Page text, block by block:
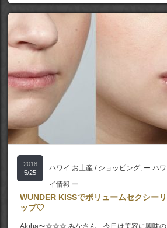
2018
5/25
ハワイ お土産 / ショッピング, ー ハワ
イ情報 ー
WUNDER KISSでボリュームセクシーリ
ップ♡
Aloha〜☆☆☆ みなさん、今日は美容に興味の